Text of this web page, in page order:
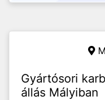
Gyártósori
állás Mályiban